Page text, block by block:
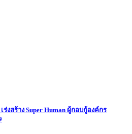
งสร้าง Super Human ผู้กอบกู้องค์กร